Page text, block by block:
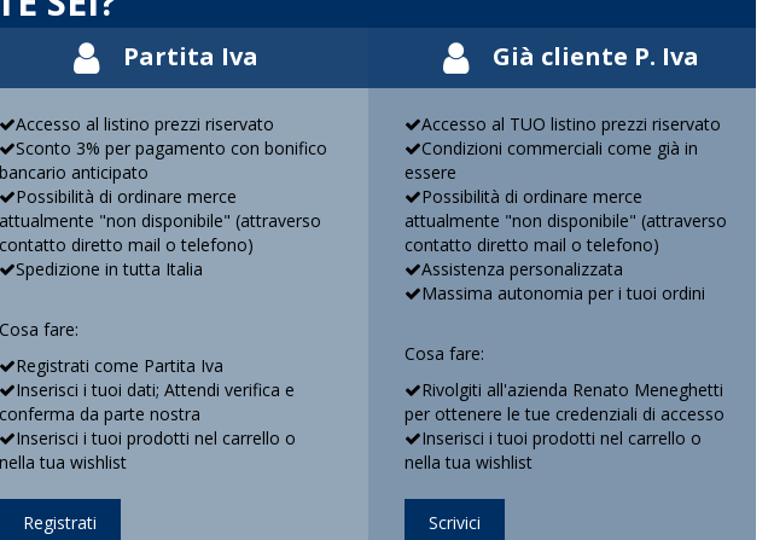
Partita Iva
Accesso al listino prezzi riservato
Sconto 3% per pagamento con bonifico
bancario anticipato
Possibilità di ordinare merce
attualmente "non disponibile" (attraverso
contatto diretto mail o telefono)
Spedizione in tutta Italia
Cosa fare:
Registrati come Partita Iva
Inserisci i tuoi dati; Attendi verifica e
conferma da parte nostra
Inserisci i tuoi prodotti nel carrello o
nella tua wishlist
Registrati
Già cliente P. Iva
Accesso al TUO listino prezzi riservato
Condizioni commerciali come già in
essere
Possibilità di ordinare merce
attualmente "non disponibile" (attraverso
contatto diretto mail o telefono)
Assistenza personalizzata
Massima autonomia per i tuoi ordini
Cosa fare:
Rivolgiti all'azienda Renato Meneghetti
per ottenere le tue credenziali di accesso
Inserisci i tuoi prodotti nel carrello o
nella tua wishlist
Scrivici